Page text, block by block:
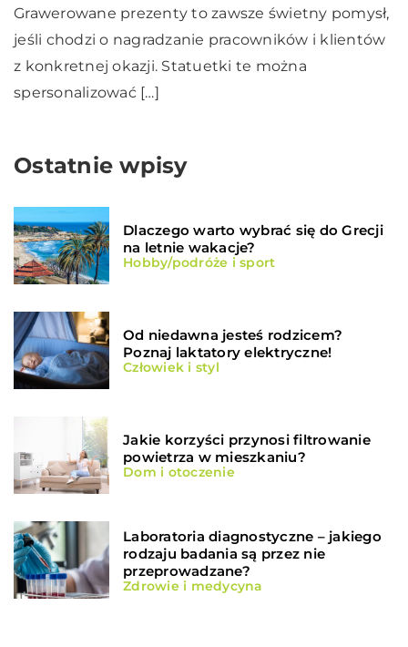
Grawerowane prezenty to zawsze świetny pomysł,
jeśli chodzi o nagradzanie pracowników i klientów
z konkretnej okazji. Statuetki te można
spersonalizować […]
Ostatnie wpisy
Dlaczego warto wybrać się do Grecji
na letnie wakacje?
Hobby/podróże i sport
Od niedawna jesteś rodzicem?
Poznaj laktatory elektryczne!
Człowiek i styl
Jakie korzyści przynosi filtrowanie
powietrza w mieszkaniu?
Dom i otoczenie
Laboratoria diagnostyczne – jakiego
rodzaju badania są przez nie
przeprowadzane?
Zdrowie i medycyna